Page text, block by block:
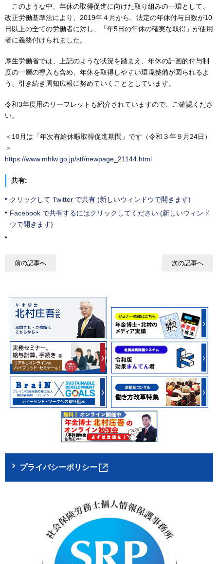
このような中、年休の取得促進に向けた取り組みの一環として、
改正労働基準法により、2019年４月から、法定の年休付与日数が10
日以上の全ての労働者に対し、「年5日の年休の確実な取得」が使用
者に義務付けられました。
厚生労働省では、上記のような状況を踏まえ、年休の計画的付与制
度の一層の導入も含め、年休を取得しやすい環境整備が図られるよ
う、引き続き周知広報に努めていくこととしています。
令和3年度用のリーフレットも紹介されていますので、ご確認くださ
い。
＜10月は「年次有給休暇取得促進期間」です（令和３年９月24日）
＞
https://www.mhlw.go.jp/stf/newpage_21144.html
共有:
クリックして Twitter で共有 (新しいウィンドウで開きます)
Facebook で共有するにはクリックしてください (新しいウィンド
ウで開きます)
前の記事へ 次の記事へ
プライバシーポリシー